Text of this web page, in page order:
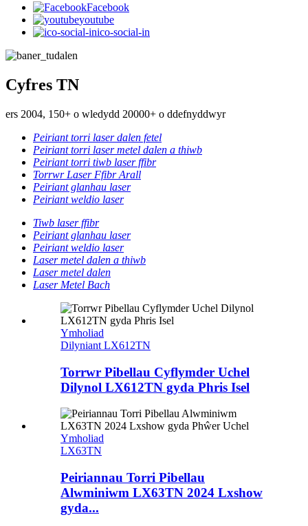
Facebook
youtube
ico-social-in
Cyfres TN
ers 2004, 150+ o wledydd 20000+ o ddefnyddwyr
Peiriant torri laser dalen fetel
Peiriant torri laser metel dalen a thiwb
Peiriant torri tiwb laser ffibr
Torrwr Laser Ffibr Arall
Peiriant glanhau laser
Peiriant weldio laser
Tiwb laser ffibr
Peiriant glanhau laser
Peiriant weldio laser
Laser metel dalen a thiwb
Laser metel dalen
Laser Metel Bach
Ymholiad
Dilyniant LX612TN
Torrwr Pibellau Cyflymder Uchel
Dilynol LX612TN gyda Phris Isel
Ymholiad
LX63TN
Peiriannau Torri Pibellau
Alwminiwm LX63TN 2024 Lxshow
gyda...